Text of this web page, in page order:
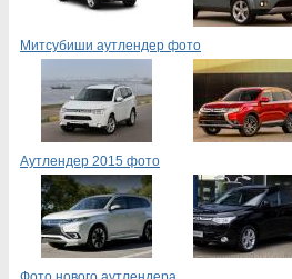
Митсубиши аутлендер фото
Аутлендер 2015 фото